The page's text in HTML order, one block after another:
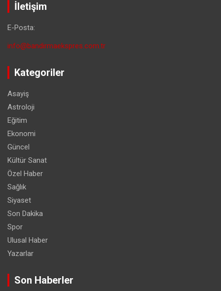
İletişim
E-Posta:
info@bandirmaekspres.com.tr
Kategoriler
Asayiş
Astroloji
Eğitim
Ekonomi
Güncel
Kültür Sanat
Özel Haber
Sağlık
Siyaset
Son Dakika
Spor
Ulusal Haber
Yazarlar
Son Haberler